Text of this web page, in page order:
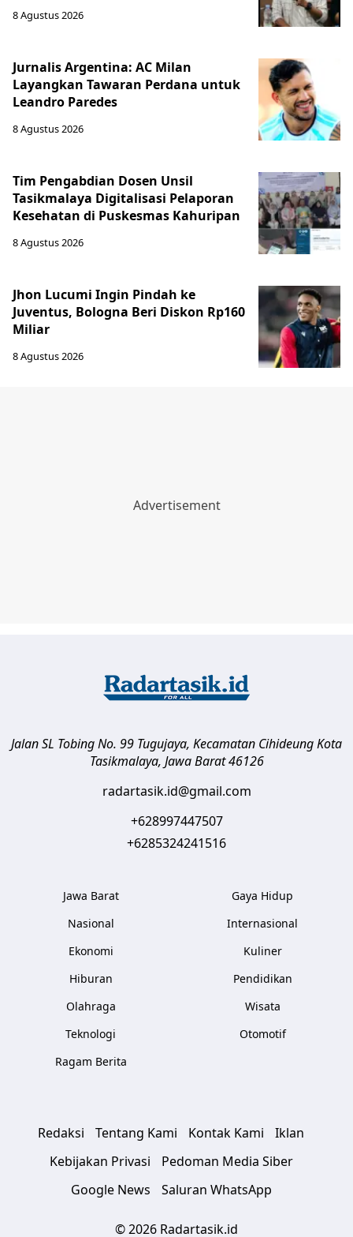
8 Agustus 2026
Jurnalis Argentina: AC Milan
Layangkan Tawaran Perdana untuk
Leandro Paredes
8 Agustus 2026
Tim Pengabdian Dosen Unsil
Tasikmalaya Digitalisasi Pelaporan
Kesehatan di Puskesmas Kahuripan
8 Agustus 2026
Jhon Lucumi Ingin Pindah ke
Juventus, Bologna Beri Diskon Rp160
Miliar
8 Agustus 2026
Jalan SL Tobing No. 99 Tugujaya, Kecamatan CihideungKota
Tasikmalaya, Jawa Barat 46126
radartasik.id@gmail.com
+628997447507
+6285324241516
Jawa Barat
Nasional
Ekonomi
Hiburan
Olahraga
Teknologi
Ragam Berita
Gaya Hidup
Internasional
Kuliner
Pendidikan
Wisata
Otomotif
Redaksi Tentang Kami Kontak Kami
Iklan
Kebijakan Privasi
Pedoman Media Siber
Google News
Saluran WhatsApp
© 2026 Radartasik.id